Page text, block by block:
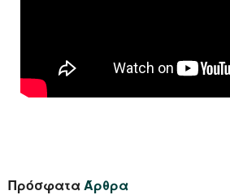
ΠρόσφαταΆρθρα